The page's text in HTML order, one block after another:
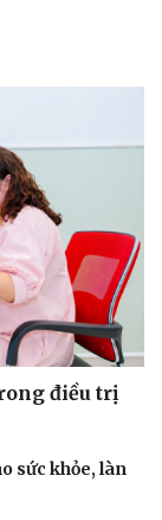
thời sự
khuya
yêu
bé
hồn
điều trị
sức khỏe, làn